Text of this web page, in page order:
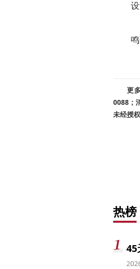
更
0088；
未经授
热榜
45